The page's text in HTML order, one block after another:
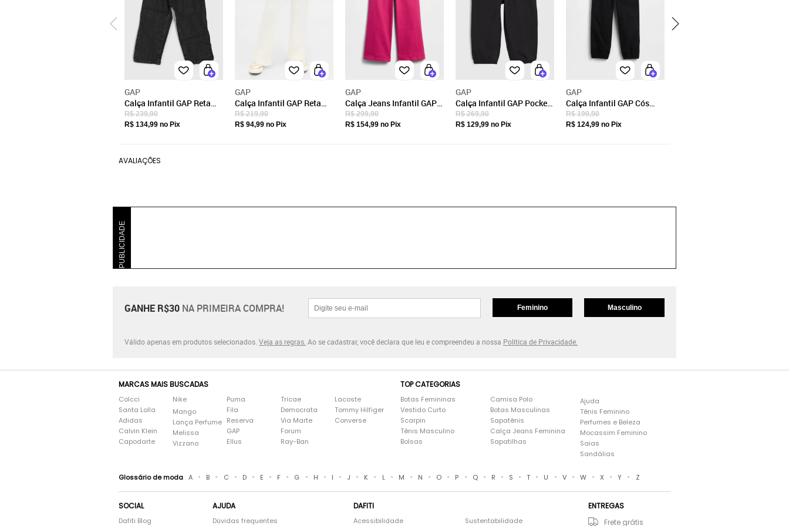
GAP
Calça Infantil GAP Reta
Preta
R$ 239,90
R$ 134,99 no Pix
GAP
Calça Infantil GAP Reta
Branca
R$ 219,90
R$ 94,99 no Pix
GAP
Calça Jeans Infantil GAP
Reta Rosa
R$ 299,90
R$ 154,99 no Pix
GAP
Calça Infantil GAP Pocket
Preta
R$ 269,90
R$ 129,99 no Pix
GAP
Calça Infantil GAP Cós
Elástico Preta
R$ 199,90
R$ 124,99 no Pix
AVALIAÇÕES
PUBLICIDADE
GANHE R$30 NA PRIMEIRA COMPRA! Feminino Masculino
Válido apenas em produtos selecionados. Veja as regras. Ao se cadastrar, você declara que leu e compreendeu a nossa Política de Privacidade.
MARCAS MAIS BUSCADAS
Colcci
Santa Lolla
Adidas
Calvin Klein
Capodarte
Nike
Mango
Lança Perfume
Melissa
Vizzano
Puma
Fila
Reserva
GAP
Ellus
Tricae
Democrata
Via Marte
Forum
Ray-Ban
Lacoste
Tommy Hilfiger
Converse
TOP CATEGORIAS
Botas Femininas
Vestido Curto
Scarpin
Tênis Masculino
Bolsas
Camisa Polo
Botas Masculinas
Sapatênis
Calça Jeans Feminina
Sapatilhas
Ajuda
Tênis Feminino
Perfumes e Beleza
Mocassim Feminino
Saias
Sandálias
Glossário de moda A • B • C • D • E • F • G • H • I • J • K • L • M • N • O • P • Q • R • S • T • U • V • W • X • Y • Z
SOCIAL
Dafiti Blog
AJUDA
Dúvidas frequentes
DAFITI
Acessibilidade Sustentabilidade
ENTREGAS
Frete grátis